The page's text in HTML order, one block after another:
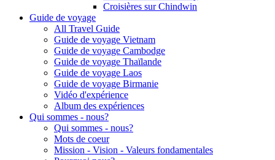
Croisières sur Chindwin
Guide de voyage
All Travel Guide
Guide de voyage Vietnam
Guide de voyage Cambodge
Guide de voyage Thaïlande
Guide de voyage Laos
Guide de voyage Birmanie
Vidéo d'expérience
Album des expériences
Qui sommes - nous?
Qui sommes - nous?
Mots de coeur
Mission - Vision - Valeurs fondamentales